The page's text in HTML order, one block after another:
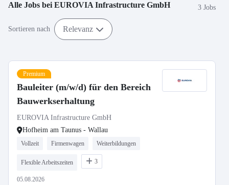
Alle Jobs bei EUROVIA Infrastructure GmbH 3 Jobs
Sortieren nach Relevanz
Premium
Bauleiter (m/w/d) für den Bereich
Bauwerkserhaltung
EUROVIA Infrastructure GmbH
Hofheim am Taunus - Wallau
Vollzeit Firmenwagen Weiterbildungen
Flexible Arbeitszeiten 3
05.08.2026